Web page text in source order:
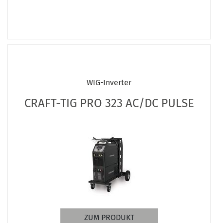
WIG-Inverter
CRAFT-TIG PRO 323 AC/DC PULSE
ZUM PRODUKT